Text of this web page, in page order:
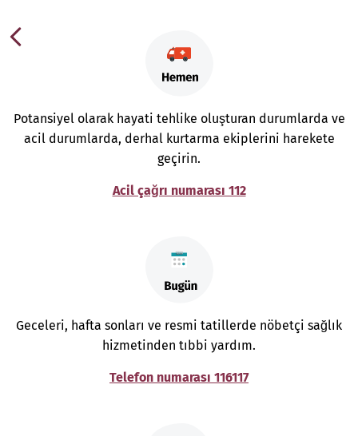
Potansiyel olarak hayati tehlike oluşturan durumlarda ve
acil durumlarda, derhal kurtarma ekiplerini harekete
geçirin.
Acil çağrı numarası 112
Geceleri, hafta sonları ve resmi tatillerde nöbetçi sağlık
hizmetinden tıbbi yardım.
Telefon numarası 116117